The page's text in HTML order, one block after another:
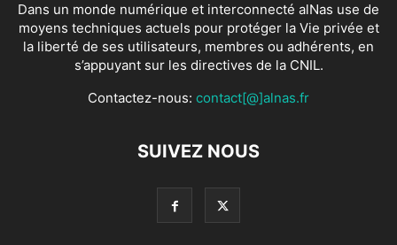
Dans un monde numérique et interconnecté alNas use de
moyens techniques actuels pour protéger la Vie privée et
la liberté de ses utilisateurs, membres ou adhérents, en
s’appuyant sur les directives de la CNIL.
Contactez-nous: contact[@]alnas.fr
SUIVEZ NOUS